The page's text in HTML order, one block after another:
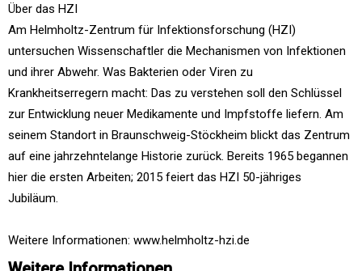
Über das HZI
Am Helmholtz-Zentrum für Infektionsforschung (HZI)
untersuchen Wissenschaftler die Mechanismen von Infektionen
und ihrer Abwehr. Was Bakterien oder Viren zu
Krankheitserregern macht: Das zu verstehen soll den Schlüssel
zur Entwicklung neuer Medikamente und Impfstoffe liefern. Am
seinem Standort in Braunschweig-Stöckheim blickt das Zentrum
auf eine jahrzehntelange Historie zurück. Bereits 1965 begannen
hier die ersten Arbeiten; 2015 feiert das HZI 50-jähriges
Jubiläum.
Weitere Informationen: www.helmholtz-hzi.de